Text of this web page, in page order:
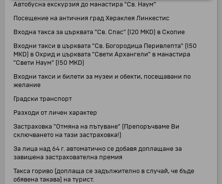
Автобусна екскурзия до манастира "Св. Наум"
Посещение на античния град Хераклея Линкестис
Входна такса за църквата "Св. Спас" (120 MKD) в Скопие
Входни такси в църквата "Св. Богородица Перивлепта" (150
MKD) в Охрид и църквата "Свети Архангели" в манастира
"Свети Наум" (150 MKD)
Входни такси и билети за музеи и обекти, посещавани по
желание
Градски транспорт
Разходи от личен характер
Застраховка "Отмяна на пътуване" (Препоръчваме Ви
сключването на тази застраховка!)
За лица над 64 г. автоматично се добавя доплащане за
завишена застрахователна премия
Такса гориво (доплаща се задължително в случай, че бъде
обявена такава) на турист.